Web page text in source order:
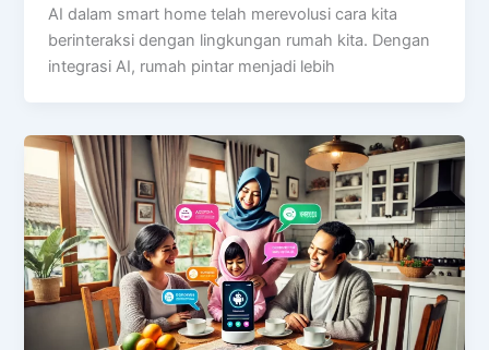
AI dalam smart home telah merevolusi cara kita
berinteraksi dengan lingkungan rumah kita. Dengan
integrasi AI, rumah pintar menjadi lebih